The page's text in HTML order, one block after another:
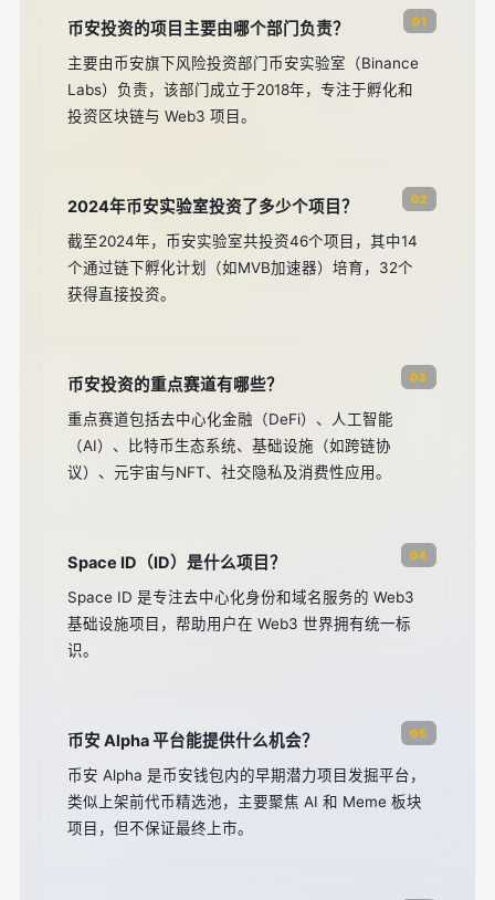
01
币安投资的项目主要由哪个部门负责？
主要由币安旗下风险投资部门币安实验室（Binance
Labs）负责，该部门成立于2018年，专注于孵化和
投资区块链与 Web3 项目。
02
2024年币安实验室投资了多少个项目？
截至2024年，币安实验室共投资46个项目，其中14
个通过链下孵化计划（如MVB加速器）培育，32个
获得直接投资。
03
币安投资的重点赛道有哪些？
重点赛道包括去中心化金融（DeFi）、人工智能
（AI）、比特币生态系统、基础设施（如跨链协
议）、元宇宙与NFT、社交隐私及消费性应用。
04
Space ID（ID）是什么项目？
Space ID 是专注去中心化身份和域名服务的 Web3
基础设施项目，帮助用户在 Web3 世界拥有统一标
识。
05
币安 Alpha 平台能提供什么机会？
币安 Alpha 是币安钱包内的早期潜力项目发掘平台，
类似上架前代币精选池，主要聚焦 AI 和 Meme 板块
项目，但不保证最终上市。